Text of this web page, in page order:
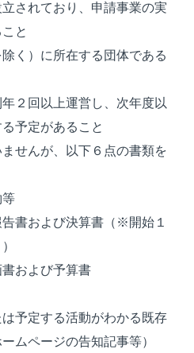
されており、申請事業の実
と
く）に所在する団体である
２回以上運営し、次年度以
予定があること
せんが、以下６点の書類を
書および決算書（※開始１
および予算書
予定する活動がわかる既存
ムページの告知記事等）